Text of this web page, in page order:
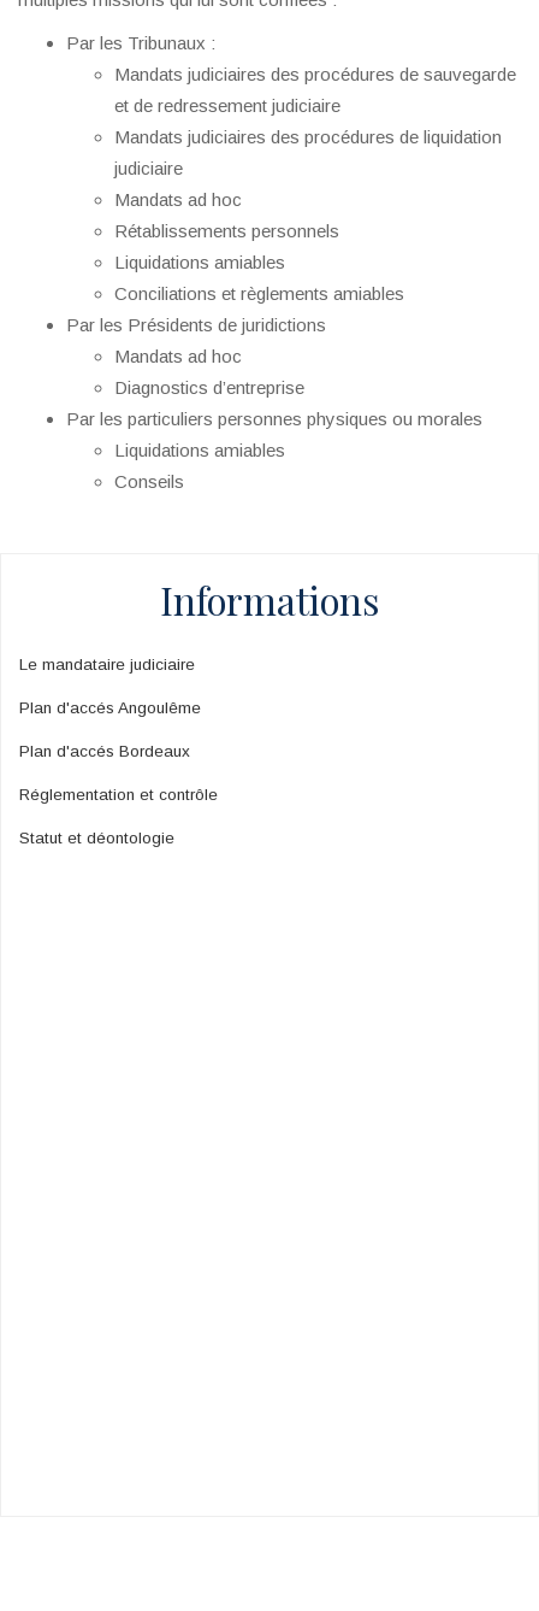
Par les Tribunaux :
Mandats judiciaires des procédures de sauvegarde
et de redressement judiciaire
Mandats judiciaires des procédures de liquidation
judiciaire
Mandats ad hoc
Rétablissements personnels
Liquidations amiables
Conciliations et règlements amiables
Par les Présidents de juridictions
Mandats ad hoc
Diagnostics d’entreprise
Par les particuliers personnes physiques ou morales
Liquidations amiables
Conseils
Informations
Le mandataire judiciaire
Plan d'accés Angoulême
Plan d'accés Bordeaux
Réglementation et contrôle
Statut et déontologie